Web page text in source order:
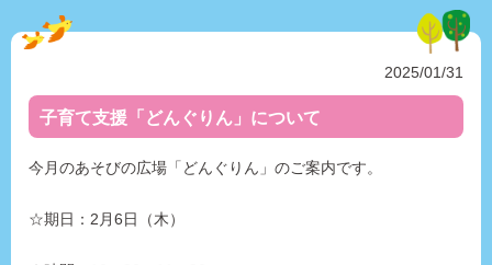
2025/01/31
子育て支援「どんぐりん」について
今月のあそびの広場「どんぐりん」のご案内です。
☆期日：2月6日（木）